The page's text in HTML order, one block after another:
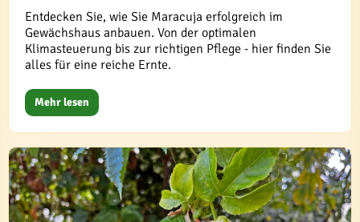
Entdecken Sie, wie Sie Maracuja erfolgreich im
Gewächshaus anbauen. Von der optimalen
Klimasteuerung bis zur richtigen Pflege - hier finden Sie
alles für eine reiche Ernte.
Mehr lesen